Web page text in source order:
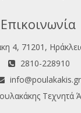
Επικοινωνία
4, 71201,
2810-228910
info@poulakakis.gr
Τεχνητά